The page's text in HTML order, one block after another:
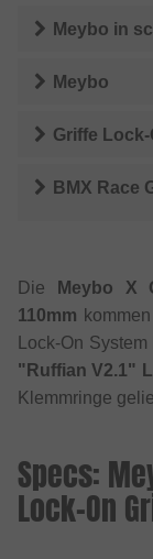
Meybo in
Meybo
Griffe Lock-
BMX Race
Die
Meybo X
110mm
Lock-On
"Ruffian V2.1"
Klemmringe
Specs:
Lock-On